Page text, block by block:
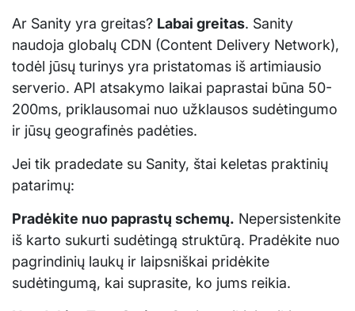
Ar Sanity yra greitas? Labai greitas. Sanity
naudoja globalų CDN (Content Delivery Network),
todėl jūsų turinys yra pristatomas iš artimiausio
serverio. API atsakymo laikai paprastai būna 50-
200ms, priklausomai nuo užklausos sudėtingumo
ir jūsų geografinės padėties.
Jei tik pradedate su Sanity, štai keletas praktinių
patarimų:
Pradėkite nuo paprastų schemų. Nepersistenkite
iš karto sukurti sudėtingą struktūrą. Pradėkite nuo
pagrindinių laukų ir laipsniškai pridėkite
sudėtingumą, kai suprasite, ko jums reikia.